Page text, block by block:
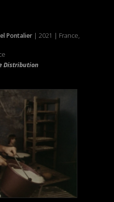
Pontalier| 2021 | France,
Distribution